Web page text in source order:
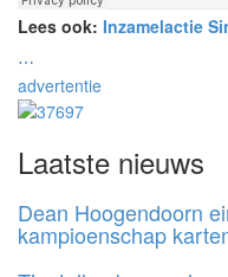
Lees ook: Inzamelactie
⋯
advertentie
Laatste nieuws
Dean Hoogendoorn
kampioenschap